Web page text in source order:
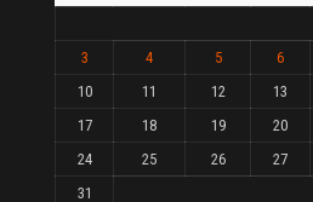
3
4 5 6
10
11 12 13
17
18 19 20
24
25 26 27
31